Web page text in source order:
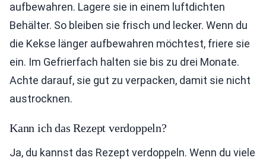
aufbewahren. Lagere sie in einem luftdichten
Behälter. So bleiben sie frisch und lecker. Wenn du
die Kekse länger aufbewahren möchtest, friere sie
ein. Im Gefrierfach halten sie bis zu drei Monate.
Achte darauf, sie gut zu verpacken, damit sie nicht
austrocknen.
Kann ich das Rezept verdoppeln?
Ja, du kannst das Rezept verdoppeln. Wenn du viele